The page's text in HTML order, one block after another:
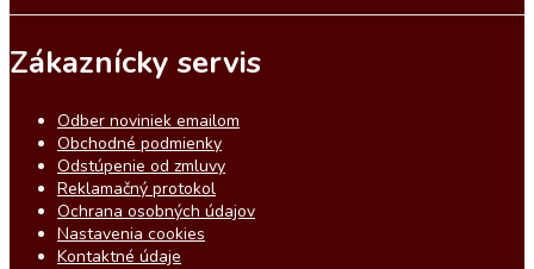
Zákaznícky servis
Odber noviniek emailom
Obchodné podmienky
Odstúpenie od zmluvy
Reklamačný protokol
Ochrana osobných údajov
Nastavenia cookies
Kontaktné údaje